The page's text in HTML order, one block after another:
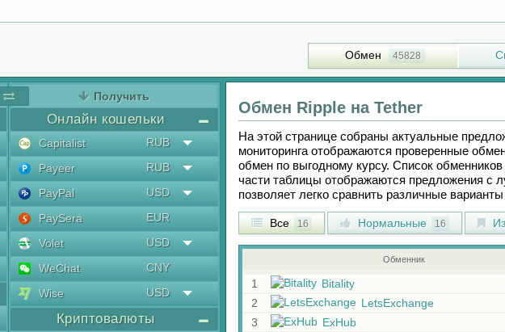
Обмен 45828
Получить
Онлайн кошельки
Capitalist
RUB
Payeer
RUB
PayPal
USD
PaySera
EUR
Volet
USD
WeChat
CNY
Wise
USD
Криптовалюты
Обмен Rippleна Tether
На этой странице собраны актуальные
мониторинга отображаются проверенные
обмен по выгодному курсу. Список
части таблицы отображаются предложения с
позволяет легко сравнить различные
Все 16 Нормальные 16
Обменник
1 Bitality
2 LetsExchange
3 ExHub